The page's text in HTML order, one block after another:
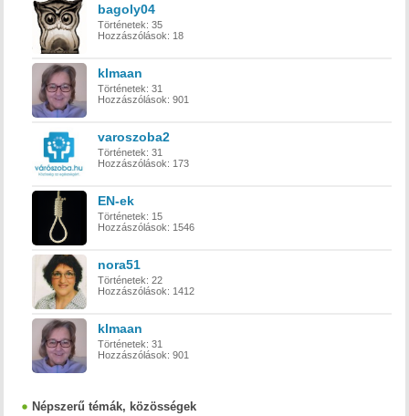
bagoly04
Történetek: 35
Hozzászólások: 18
klmaan
Történetek: 31
Hozzászólások: 901
varoszoba2
Történetek: 31
Hozzászólások: 173
EN-ek
Történetek: 15
Hozzászólások: 1546
nora51
Történetek: 22
Hozzászólások: 1412
klmaan
Történetek: 31
Hozzászólások: 901
Népszerű témák, közösségek